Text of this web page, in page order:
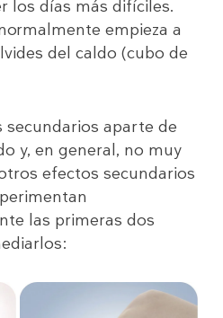
los días más difíciles.
empieza a
del caldo (cubo de
aparte de
y, en general, no muy
efectos secundarios
las primeras dos